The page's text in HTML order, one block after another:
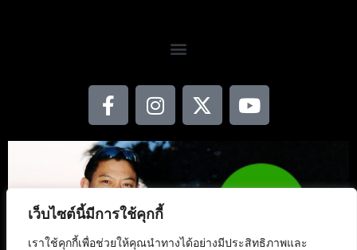
เว็บไซต์นี้มีการใช้คุกกี้
เราใช้คุกกี้เพื่อช่วยให้คุณนำทางได้อย่างมีประสิทธิภาพและ